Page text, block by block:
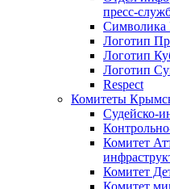
пресс-
Символика
Логотип
Логотип
Логотип
Respect
Комитеты
Судейско-
Комитет
Комитет
Комитет